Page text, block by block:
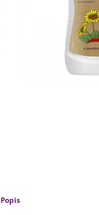
Popis